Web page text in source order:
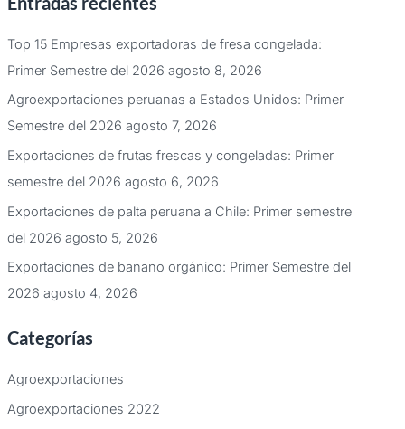
Top 15 Empresas exportadoras de fresa congelada:
Primer Semestre del 2026 agosto 8, 2026
Agroexportaciones peruanas a Estados Unidos: Primer
Semestre del 2026 agosto 7, 2026
Exportaciones de frutas frescas y congeladas: Primer
semestre del 2026 agosto 6, 2026
Exportaciones de palta peruana a Chile: Primer semestre
del 2026 agosto 5, 2026
Exportaciones de banano orgánico: Primer Semestre del
2026 agosto 4, 2026
Categorías
Agroexportaciones
Agroexportaciones 2022